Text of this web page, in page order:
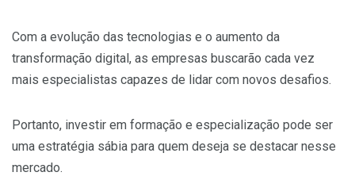
Com a evolução das tecnologias e o aumento da
transformação digital, as empresas buscarão cada vez
mais especialistas capazes de lidar com novos desafios.
Portanto, investir em formação e especialização pode ser
uma estratégia sábia para quem deseja se destacar nesse
mercado.